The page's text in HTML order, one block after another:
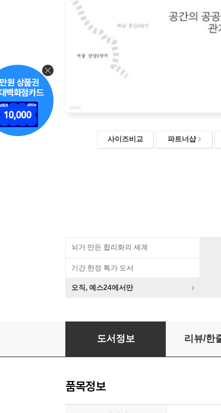
사이즈비교 파트너샵
뇌가 만든 합리화의 세계
기간 한정 특가 도서
오직, 예스24에서만
우리의 공간은 공정합니까?
도서정보 리뷰/한
품목정보